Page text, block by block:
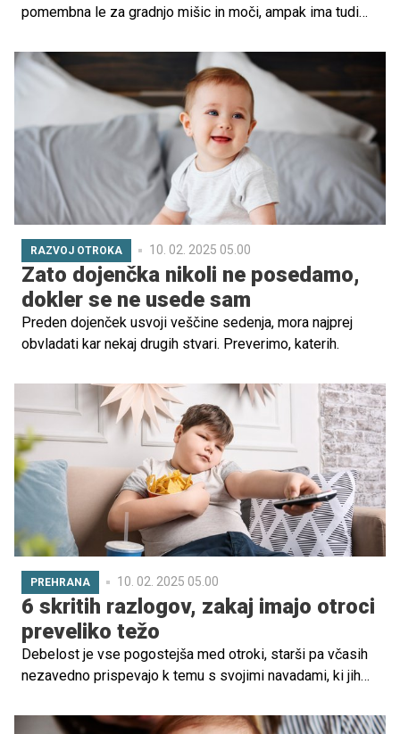
pomembna le za gradnjo mišic in moči, ampak ima tudi
Spodbujanje otroka k vsakodnevni telesni aktivnosti mu
pomaga ostati zdrav skozi otroštvo, adolescenco in
RAZVOJ OTROKA 10. 02. 2025 05.00
Zato dojenčka nikoli ne posedamo,
dokler se ne usede sam
Preden dojenček usvoji veščine sedenja, mora najprej
obvladati kar nekaj drugih stvari. Preverimo, katerih.
PREHRANA 10. 02. 2025 05.00
6 skritih razlogov, zakaj imajo otroci
preveliko težo
Debelost je vse pogostejša med otroki, starši pa včasih
nezavedno prispevajo k temu s svojimi navadami, ki jih
nekaj razlogov, ki lahko prispevajo k debelosti pri otrocih.